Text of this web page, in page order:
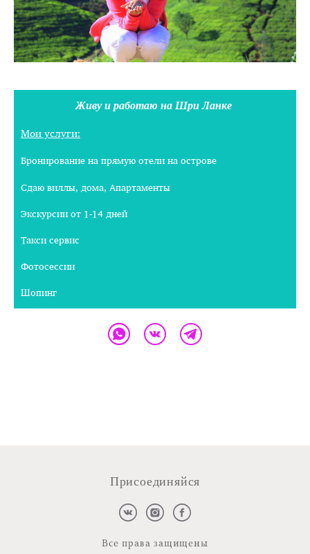
Живу и работаю на Шри Ланке
Мои услуги:
Бронирование на прямую отели на острове
Сдаю виллы, дома, Апартаменты
Экскурсии от 1-14 дней
Такси сервис
Фотосессии
Шопинг
Присоединяйся
Все права защищены